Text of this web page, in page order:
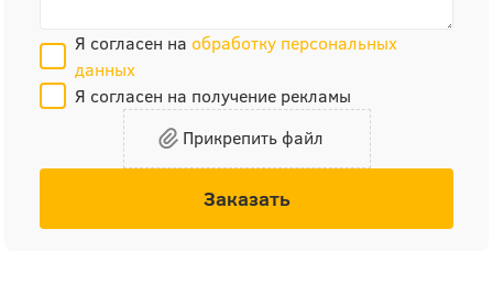
Я согласен на обработку персональных
данных
Я согласен на получение рекламы
Прикрепить файл
Заказать